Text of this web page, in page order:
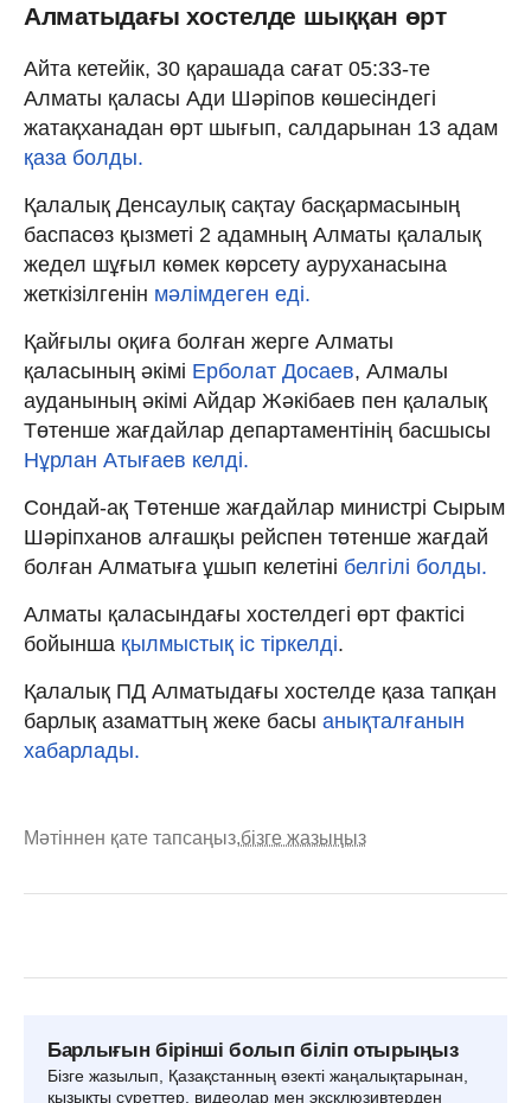
Алматыдағы хостелде шыққан өрт
Айта кетейік, 30 қарашада сағат 05:33-те
Алматы қаласы Ади Шәріпов көшесіндегі
жатақханадан өрт шығып, салдарынан 13 адам
қаза болды.
Қалалық Денсаулық сақтау басқармасының
баспасөз қызметі 2 адамның Алматы қалалық
жедел шұғыл көмек көрсету ауруханасына
жеткізілгенін мәлімдеген еді.
Қайғылы оқиға болған жерге Алматы
қаласының әкімі Ерболат Досаев, Алмалы
ауданының әкімі Айдар Жәкібаев пен қалалық
Төтенше жағдайлар департаментінің басшысы
Нұрлан Атығаев келді.
Сондай-ақ Төтенше жағдайлар министрі Сырым
Шәріпханов алғашқы рейспен төтенше жағдай
болған Алматыға ұшып келетіні белгілі болды.
Алматы қаласындағы хостелдегі өрт фактісі
бойынша қылмыстық іс тіркелді.
Қалалық ПД Алматыдағы хостелде қаза тапқан
барлық азаматтың жеке басы анықталғанын
хабарлады.
Мәтіннен қате тапсаңыз,бізге жазыңыз
Барлығын бірінші болып біліп отырыңыз
Бізге жазылып, Қазақстанның өзекті жаңалықтарынан,
қызықты суреттер, видеолар мен эксклюзивтерден